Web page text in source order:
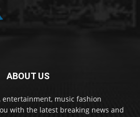
ABOUT US
entertainment, music fashion
with the latest breaking news and